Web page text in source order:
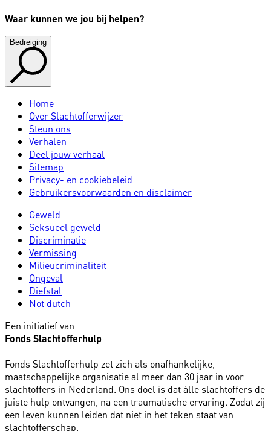
Waar kunnen we jou bij helpen?
Bedreiging
Home
Over Slachtofferwijzer
Steun ons
Verhalen
Deel jouw verhaal
Sitemap
Privacy- en cookiebeleid
Gebruikersvoorwaarden en disclaimer
Geweld
Seksueel geweld
Discriminatie
Vermissing
Milieucriminaliteit
Ongeval
Diefstal
Not dutch
Een initiatief van
Fonds Slachtofferhulp
Fonds Slachtofferhulp zet zich als onafhankelijke,
maatschappelijke organisatie al meer dan 30 jaar in voor
slachtoffers in Nederland. Ons doel is dat álle slachtoffers de
juiste hulp ontvangen, na een traumatische ervaring. Zodat zij
een leven kunnen leiden dat niet in het teken staat van
slachtofferschap.